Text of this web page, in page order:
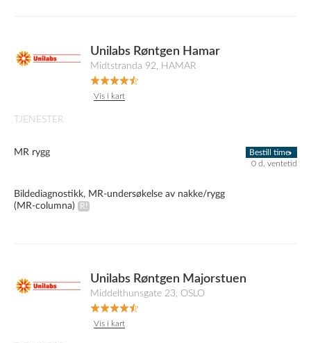
Unilabs Røntgen Hamar
Midtstranda 92, HAMAR
Vis i kart
TJENESTER
MR rygg
Bestill time
0 d. ventetid
Bildediagnostikk, MR-undersøkelse av nakke/rygg
(MR-columna)
Unilabs Røntgen Majorstuen
Middelthunsgate 23, OSLO
Vis i kart